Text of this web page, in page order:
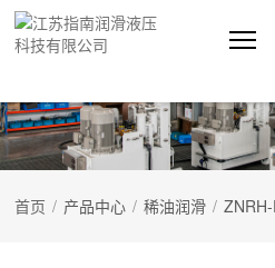
首页 / 产品中心 / 稀油润滑 /